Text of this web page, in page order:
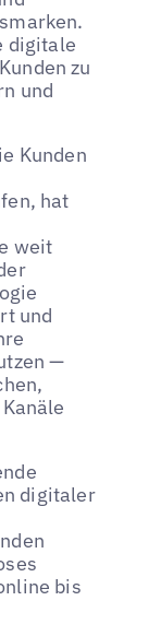
digitale
zu
und
Kunden
hat
weit
und
—
digitaler
bis